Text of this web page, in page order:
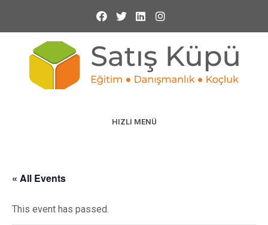
HIZLI MENÜ
« All Events
This event has passed.